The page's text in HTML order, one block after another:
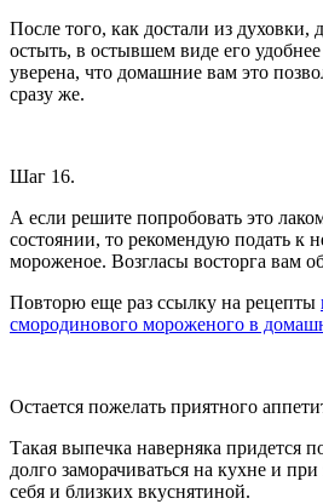
После того, как достали из духовки,
остыть, в остывшем виде его удобнее
уверена, что домашние вам это
сразу же.
Шаг 16.
А если решите попробовать это
состоянии, то рекомендую подать к
мороженое. Возгласы восторга вам
Повторю еще раз ссылку на рецепты
смородинового мороженого в
Остается пожелать приятного
Такая выпечка наверняка придется
долго заморачиваться на кухне и
себя и близких вкуснятиной.